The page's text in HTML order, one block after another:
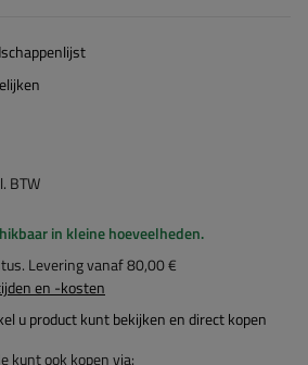
BTW
in kleine hoeveelheden
. Levering vanaf80,00 €
en -kosten
u product kunt bekijken en direct kopen
kunt ook kopen via: